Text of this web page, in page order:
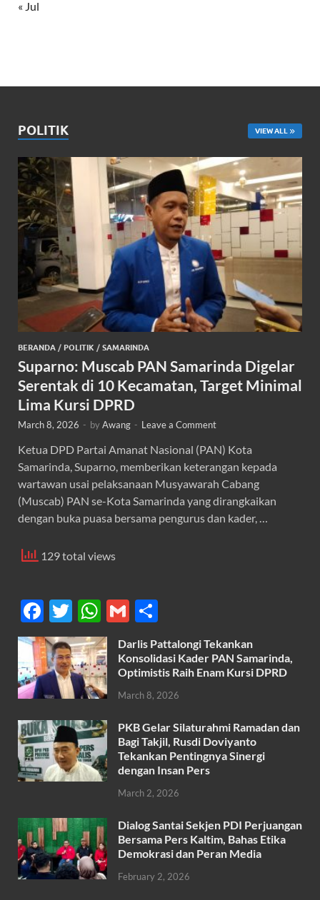
« Jul
POLITIK VIEW ALL
BERANDA / POLITIK / SAMARINDA
Suparno: Muscab PAN Samarinda Digelar
Serentak di 10 Kecamatan, Target Minimal
Lima Kursi DPRD
March 8, 2026 - byAwang - Leave a Comment
Ketua DPD Partai Amanat Nasional (PAN) Kota
Samarinda, Suparno, memberikan keterangan kepada
wartawan usai pelaksanaan Musyawarah Cabang
(Muscab) PAN se-Kota Samarinda yang dirangkaikan
dengan buka puasa bersama pengurus dan kader, …
129 total views
F
ac
e
b
o
o
k
T
w
itt
er
W
h
at
s
A
p
p
G
m
ail
h
ar
e
Darlis Pattalongi Tekankan
Konsolidasi Kader PAN Samarinda,
Optimistis Raih Enam Kursi DPRD
March 8, 2026
PKB Gelar Silaturahmi Ramadan dan
Bagi Takjil, Rusdi Doviyanto
Tekankan Pentingnya Sinergi
dengan Insan Pers
March 2, 2026
Dialog Santai Sekjen PDI Perjuangan
Bersama Pers Kaltim, Bahas Etika
Demokrasi dan Peran Media
February 2, 2026